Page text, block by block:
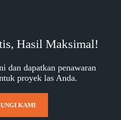
Hasil Maksimal!
dan dapatkan penawaran
proyek las Anda.
KAMI